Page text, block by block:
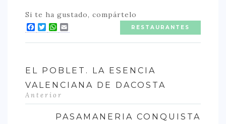
Si te ha gustado, compártelo
Facebook
TwitterWhatsApp RESTAURANTES
EL POBLET. LA ESENCIA
VALENCIANA DE DACOSTA
Anterior
PASAMANERIA CONQUISTA